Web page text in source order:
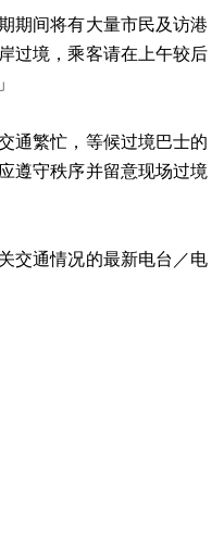
间将有大量市民及访港
过境，乘客请在上午较后
繁忙，等候过境巴士的
遵守秩序并留意现场过境
通情况的最新电台／电